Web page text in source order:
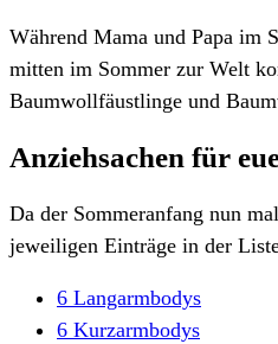
Während Mama und Papa im
mitten im Sommer zur Welt
Baumwollfäustlinge und
Anziehsachen für
Da der Sommeranfang nun
jeweiligen Einträge in der
6 Langarmbodys
6 Kurzarmbodys